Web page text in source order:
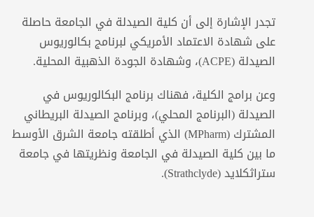
تجدر الإشارة إلى أن كلية الصيدلة في الجامعة حاصلة
على شهادة الاعتماد الأمريكي لبرنامج بكالوريوس
الصيدلة (ACPE)، وشهادة الجودة الذهبية المحلية.
وعن برامج الكلية، فهناك برنامج البكالوريوس في
الصيدلة (البرنامج المحلي)، وبرنامج الصيدلة البريطاني
المشترك (MPharm) الذي أطلقته جامعة الشرق الأوسط
ما بين كلية الصيدلة في الجامعة ونظريتها في جامعة
ستراثكلايد (Strathclyde).